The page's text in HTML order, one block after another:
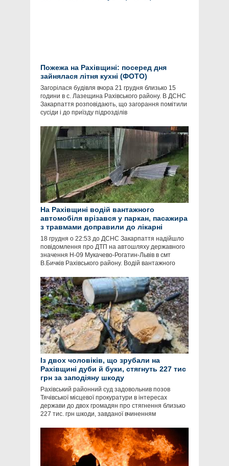
Пожежа на Рахівщині: посеред дня
зайнялася літня кухні (ФОТО)
Загорілася будівля вчора 21 грудня близько 15
години в с. Лазещина Рахівського району. В ДСНС
Закарпаття розповідають, що загорання помітили
сусіди і до приїзду підрозділів
На Рахівщині водій вантажного
автомобіля врізався у паркан, пасажира
з травмами доправили до лікарні
18 грудня о 22:53 до ДСНС Закарпаття надійшло
повідомлення про ДТП на автошляху державного
значення Н-09 Мукачево-Рогатин-Львів в смт
В.Бичків Рахівського району. Водій вантажного
Із двох чоловіків, що зрубали на
Рахівщині дуби й буки, стягнуть 227 тис
грн за заподіяну шкоду
Рахівський районний суд задовольнив позов
Тячівської місцевої прокуратури в інтересах
держави до двох громадян про стягнення близько
227 тис. грн шкоди, завданої вчиненням